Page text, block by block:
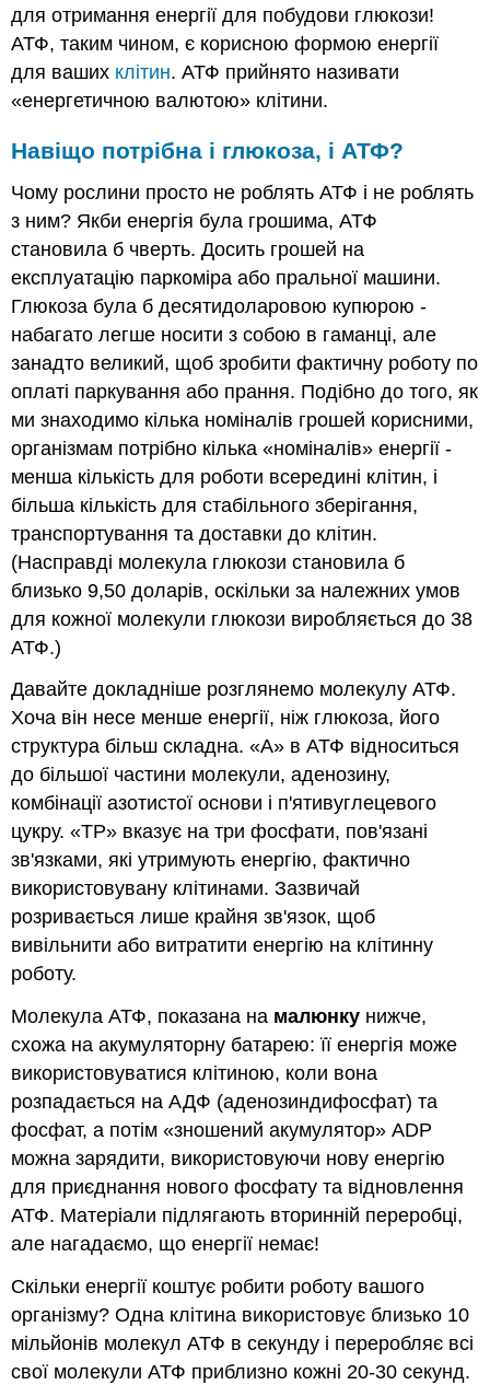
для отримання енергії для побудови глюкози!
АТФ, таким чином, є корисною формою енергії
для ваших клітин. АТФ прийнято називати
«енергетичною валютою» клітини.
Навіщо потрібна і глюкоза, і АТФ?
Чому рослини просто не роблять АТФ і не роблять
з ним? Якби енергія була грошима, АТФ
становила б чверть. Досить грошей на
експлуатацію паркоміра або пральної машини.
Глюкоза була б десятидоларовою купюрою -
набагато легше носити з собою в гаманці, але
занадто великий, щоб зробити фактичну роботу по
оплаті паркування або прання. Подібно до того, як
ми знаходимо кілька номіналів грошей корисними,
організмам потрібно кілька «номіналів» енергії -
менша кількість для роботи всередині клітин, і
більша кількість для стабільного зберігання,
транспортування та доставки до клітин.
(Насправді молекула глюкози становила б
близько 9,50 доларів, оскільки за належних умов
для кожної молекули глюкози виробляється до 38
АТФ.)
Давайте докладніше розглянемо молекулу АТФ.
Хоча він несе менше енергії, ніж глюкоза, його
структура більш складна. «А» в АТФ відноситься
до більшої частини молекули, аденозину,
комбінації азотистої основи і п'ятивуглецевого
цукру. «TP» вказує на три фосфати, пов'язані
зв'язками, які утримують енергію, фактично
використовувану клітинами. Зазвичай
розривається лише крайня зв'язок, щоб
вивільнити або витратити енергію на клітинну
роботу.
Молекула АТФ, показана на малюнку нижче,
схожа на акумуляторну батарею: її енергія може
використовуватися клітиною, коли вона
розпадається на АДФ (аденозиндифосфат) та
фосфат, а потім «зношений акумулятор» ADP
можна зарядити, використовуючи нову енергію
для приєднання нового фосфату та відновлення
АТФ. Матеріали підлягають вторинній переробці,
але нагадаємо, що енергії немає!
Скільки енергії коштує робити роботу вашого
організму? Одна клітина використовує близько 10
мільйонів молекул АТФ в секунду і переробляє всі
свої молекули АТФ приблизно кожні 20-30 секунд.